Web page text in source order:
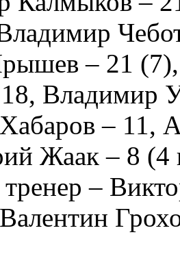
– 21
Владимир
– 11,
Жаак – 8 (4
–